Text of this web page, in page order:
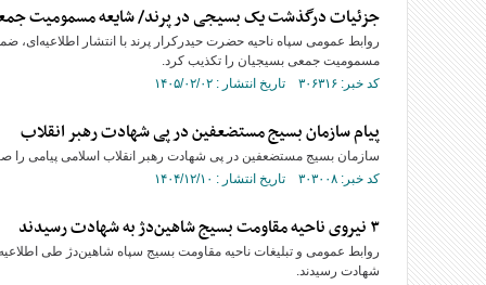
جزئیات درگذشت یک بسیجی در پرند/ شایعه مسمومیت
روابط عمومی سپاه ناحیه حضرت حیدرکرار پرند با انتشار
مسمومیت جمعی بسیجیان را تکذیب کرد.
کد خبر: ۳۰۶۳۱۶ تاریخ انتشار : ۱۴۰۵/۰۲/۰۲
پیام سازمان بسیج مستضعفین در پی شهادت رهبر انقلاب
سازمان بسیج مستضعفین در پی شهادت رهبر انقلاب اسلامی پیامی را
کد خبر: ۳۰۳۰۰۸ تاریخ انتشار : ۱۴۰۴/۱۲/۱۰
۳ نیروی ناحیه مقاومت بسیج شاهین‌دژ به شهادت رسیدند
روابط عمومی و تبلیغات ناحیه مقاومت بسیج سپاه شاهین‌دژ طی
شهادت رسیدند.